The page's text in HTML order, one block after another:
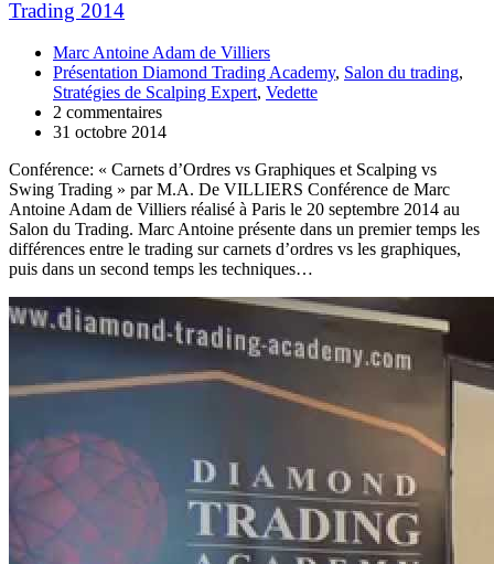
Trading 2014
Marc Antoine Adam de Villiers
Présentation Diamond Trading Academy, Salon du trading,
Stratégies de Scalping Expert, Vedette
2 commentaires
31 octobre 2014
Conférence: « Carnets d’Ordres vs Graphiques et Scalping vs
Swing Trading » par M.A. De VILLIERS Conférence de Marc
Antoine Adam de Villiers réalisé à Paris le 20 septembre 2014 au
Salon du Trading. Marc Antoine présente dans un premier temps les
différences entre le trading sur carnets d’ordres vs les graphiques,
puis dans un second temps les techniques…